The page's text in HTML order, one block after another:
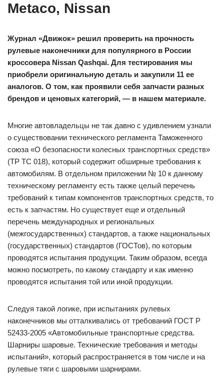
Metaco, Nissan
Журнал «Движок» решил проверить на прочность
рулевые наконечники для популярного в России
кроссовера Nissan Qashqai. Для тестирования мы
приобрели оригинальную деталь и закупили 11 ее
аналогов. О том, как проявили себя запчасти разных
брендов и ценовых категорий, — в нашем материале.
Многие автовладельцы не так давно с удивлением узнали
о существовании технического регламента Таможенного
союза «О безопасности колесных транспортных средств»
(ТР ТС 018), который содержит обширные требования к
автомобилям. В отдельном приложении № 10 к данному
техническому регламенту есть также целый перечень
требований к типам компонентов транспортных средств, то
есть к запчастям. Но существует еще и отдельный
перечень международных и региональных
(межгосударственных) стандартов, а также национальных
(государственных) стандартов (ГОСТов), по которым
проводятся испытания продукции. Таким образом, всегда
можно посмотреть, по какому стандарту и как именно
проводятся испытания той или иной продукции.
Следуя такой логике, при испытаниях рулевых
наконечников мы отталкивались от требований ГОСТ Р
52433-2005 «Автомобильные транспортные средства.
Шарниры шаровые. Технические требования и методы
испытаний», который распространяется в том числе и на
рулевые тяги с шаровыми шарнирами.